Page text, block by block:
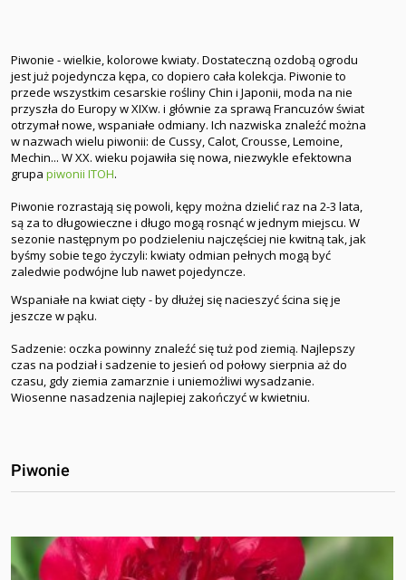
Piwonie - wielkie, kolorowe kwiaty. Dostateczną ozdobą ogrodu
jest już pojedyncza kępa, co dopiero cała kolekcja. Piwonie to
przede wszystkim cesarskie rośliny Chin i Japonii, moda na nie
przyszła do Europy w XIXw. i głównie za sprawą Francuzów świat
otrzymał nowe, wspaniałe odmiany. Ich nazwiska znaleźć można
w nazwach wielu piwonii: de Cussy, Calot, Crousse, Lemoine,
Mechin... W XX. wieku pojawiła się nowa, niezwykle efektowna
grupa piwonii ITOH.
Piwonie rozrastają się powoli, kępy można dzielić raz na 2-3 lata,
są za to długowieczne i długo mogą rosnąć w jednym miejscu. W
sezonie następnym po podzieleniu najczęściej nie kwitną tak, jak
byśmy sobie tego życzyli: kwiaty odmian pełnych mogą być
zaledwie podwójne lub nawet pojedyncze.
Wspaniałe na kwiat cięty - by dłużej się nacieszyć ścina się je
jeszcze w pąku.
Sadzenie: oczka powinny znaleźć się tuż pod ziemią. Najlepszy
czas na podział i sadzenie to jesień od połowy sierpnia aż do
czasu, gdy ziemia zamarznie i uniemożliwi wysadzanie.
Wiosenne nasadzenia najlepiej zakończyć w kwietniu.
Piwonie